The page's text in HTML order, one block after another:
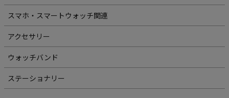
スマホ・スマートウォッチ関連
アクセサリー
ウォッチバンド
ステーショナリー